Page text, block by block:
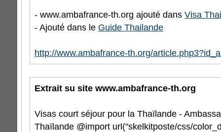
- www.ambafrance-th.org ajouté dans Visa
- Ajouté dans le Guide Thailande
http://www.ambafrance-th.org/
Extrait su site www.ambafrance-th.org
Visas court séjour pour la Thaïlande -
Thaïlande @import url("skelkitposte/css/